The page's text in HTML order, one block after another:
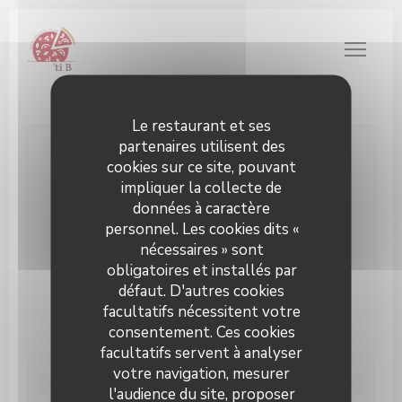
Le restaurant et ses
partenaires utilisent des
cookies sur ce site, pouvant
impliquer la collecte de
données à caractère
personnel. Les cookies dits «
nécessaires » sont
obligatoires et installés par
défaut. D'autres cookies
facultatifs nécessitent votre
consentement. Ces cookies
facultatifs servent à analyser
votre navigation, mesurer
l'audience du site, proposer
Nous contacter
Réserver
Privatiser
Newsletter*